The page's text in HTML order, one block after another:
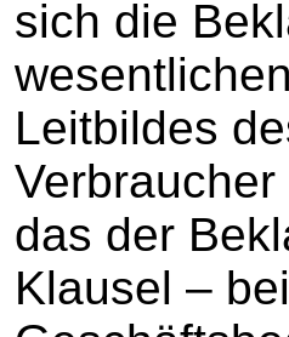
sich die
Leitbildes
das der
Klausel –